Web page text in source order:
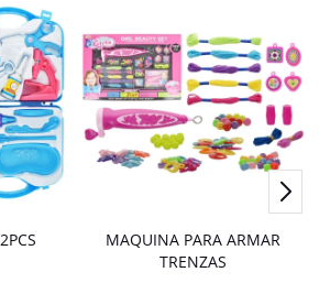
MAQUINA PARA ARMAR
TRENZAS